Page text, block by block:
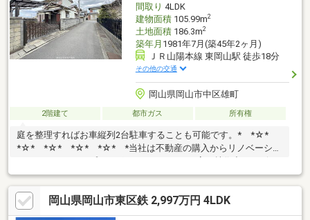
間取り 4LDK
建物面積105.99m2
土地面積186.3m2
築年月 1981年7月(築45年2ヶ月)
ＪＲ山陽本線 東岡山駅 徒歩18分
その他の交通
岡山県岡山市中区雄町
2階建て 都市ガス 所有権
庭を整理すればお車縦列2台駐車することも可能です。* *☆*
*☆* *☆* *☆* *☆* *当社は不動産の購入からリノベーショ
ンまでワンストップでサポートいたします。高い技術力とデザイ
ン力で失敗しないリフォームを実現。中古物件をリノベ・リフォ
ームで蘇らせます。物件購入費用とリノベ工事費用を一緒にロー
ンで組む提案も可能です。購入・買い替え・購入+リノベーショ
ンなど、お気軽にご相談ください！お問い合わせは【086-250-
岡山県岡山市東区鉄 2,997万円 4LDK